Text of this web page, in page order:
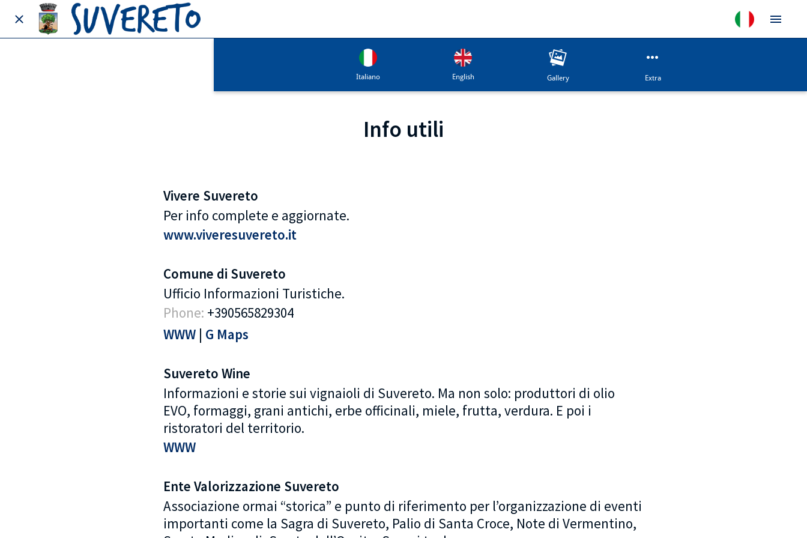
Italiano English Gallery Extra
Info utili
Vivere Suvereto
Per info complete e aggiornate.
www.viveresuvereto.it
Comune di Suvereto
Ufficio Informazioni Turistiche.
Phone: +390565829304
WWW | G Maps
Suvereto Wine
Informazioni e storie sui vignaioli di Suvereto. Ma non solo: produttori di olio
EVO, formaggi, grani antichi, erbe officinali, miele, frutta, verdura. E poi i
ristoratori del territorio.
WWW
Ente Valorizzazione Suvereto
Associazione ormai “storica” e punto di riferimento per l’organizzazione di eventi
importanti come la Sagra di Suvereto, Palio di Santa Croce, Note di Vermentino,